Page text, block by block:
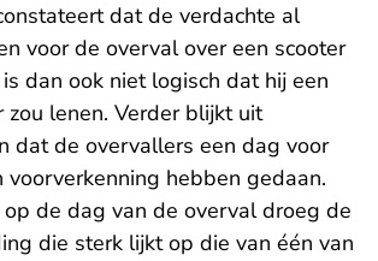
dat de verdachte al
voor de overval over een scooter
dan ook niet logisch dat hij een
zou lenen. Verder blijkt uit
dat de overvallers een dag voor
voorverkenning hebben gedaan.
de dag van de overval droeg de
die sterk lijkt op die van één van